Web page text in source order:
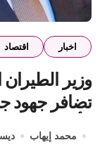
اخبار اقتصاد
وزير
تضافر جهود
محمد إيهاب ديسمبر